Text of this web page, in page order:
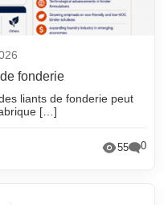
fonderie
liants de fonderie peut
[…]
55 0